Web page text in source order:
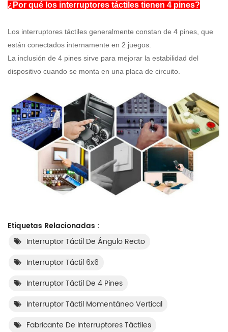
¿Por qué los interruptores táctiles tienen 4 pines?
Los interruptores táctiles generalmente constan de 4 pines, que
están conectados internamente en 2 juegos.
La inclusión de 4 pines sirve para mejorar la estabilidad del
dispositivo cuando se monta en una placa de circuito.
Etiquetas Relacionadas :
Interruptor Táctil De Ángulo Recto
Interruptor Táctil 6x6
Interruptor Táctil De 4 Pines
Interruptor Táctil Momentáneo Vertical
Fabricante De Interruptores Táctiles